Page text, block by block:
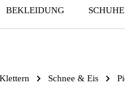
BEKLEIDUNG SCHUHE
Klettern Schnee & Eis